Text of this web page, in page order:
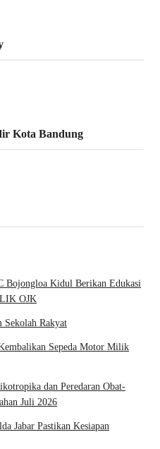
Kota Bandung
Bojongloa Kidul Berikan Edukasi
OJK
Sekolah Rakyat
Sepeda Motor Milik
dan Peredaran Obat-
Juli 2026
Jabar Pastikan Kesiapan